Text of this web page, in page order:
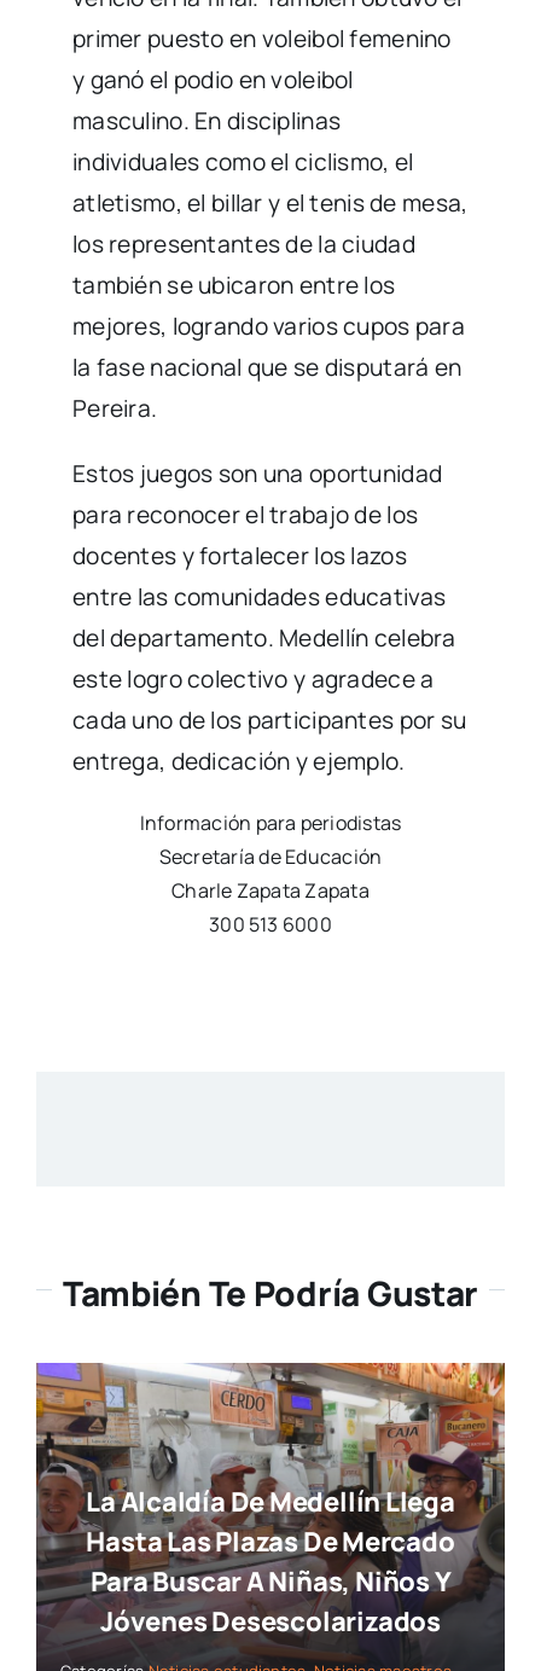
primer puesto en voleibol femenino
y ganó el podio en voleibol
masculino. En disciplinas
individuales como el ciclismo, el
atletismo, el billar y el tenis de mesa,
los representantes de la ciudad
también se ubicaron entre los
mejores, logrando varios cupos para
la fase nacional que se disputará en
Pereira.
Estos juegos son una oportunidad
para reconocer el trabajo de los
docentes y fortalecer los lazos
entre las comunidades educativas
del departamento. Medellín celebra
este logro colectivo y agradece a
cada uno de los participantes por su
entrega, dedicación y ejemplo.
Información para periodistas
Secretaría de Educación
Charle Zapata Zapata
300 513 6000
También Te Podría Gustar
La Alcaldía De Medellín Llega
Hasta Las Plazas De Mercado
Para Buscar A Niñas, Niños Y
Jóvenes Desescolarizados